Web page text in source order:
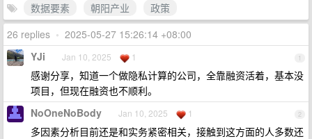
数据要素 朝阳产业
政策
26 replies • 2025-05-27 15:26:14 +08:00
1
YJi Jan 10, 2025 1
感谢分享，知道一个做隐私计算的公司，全靠融资活着，基本没
项目，但现在融资也不顺利。
2
NoOneNoBody Jan 10, 2025 1
多因素分析目前还是和实务紧密相关，接触到这方面的人多数还